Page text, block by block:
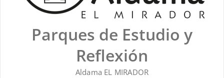
Parques de Estudio y
Reflexión
Aldama EL MIRADOR